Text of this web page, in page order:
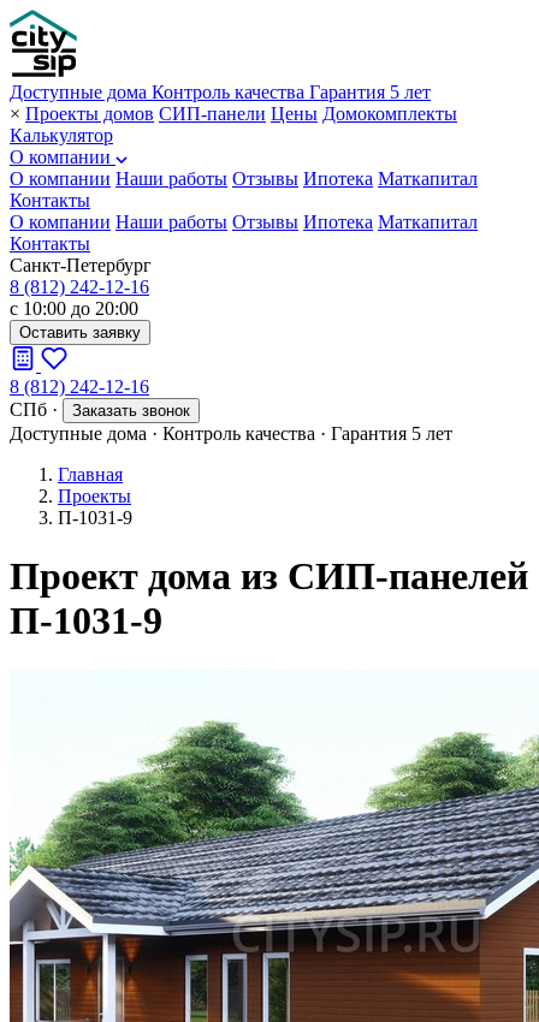
Доступные дома Контроль качества Гарантия 5 лет
× Проекты домов СИП-панели Цены Домокомплекты
Калькулятор
О компании
О компании Наши работы Отзывы Ипотека Маткапитал
Контакты
О компании Наши работы Отзывы Ипотека Маткапитал
Контакты
Санкт-Петербург
8 (812) 242-12-16
с 10:00 до 20:00
Оставить заявку
8 (812) 242-12-16
СПб · Заказать звонок
Доступные дома · Контроль качества · Гарантия 5 лет
Главная
Проекты
П-1031-9
Проект дома из СИП-панелей
П-1031-9